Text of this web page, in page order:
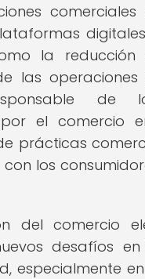
la reducción
las operaciones
de
el comercio
prácticas
los
del comercio
desafíos
especialmente